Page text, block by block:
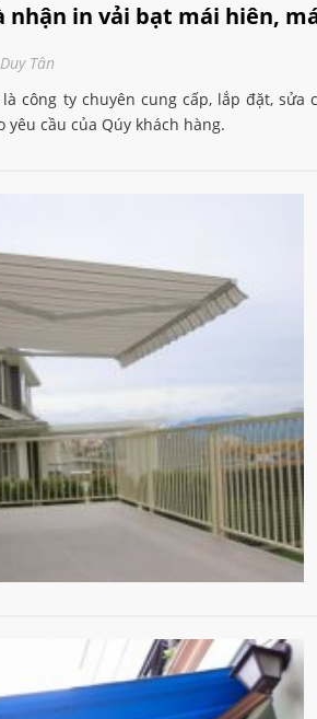
nhận in vải bạt mái hiên,
Duy Tân
công ty chuyên cung cấp, lắp đặt, sửa
cầu của Qúy khách hàng.